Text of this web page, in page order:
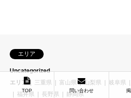
エリア
Uncategorized
エリア
三重県 富山県 山梨県 岐阜県
福井県
長野県 静岡県
TOP 問い合わせ